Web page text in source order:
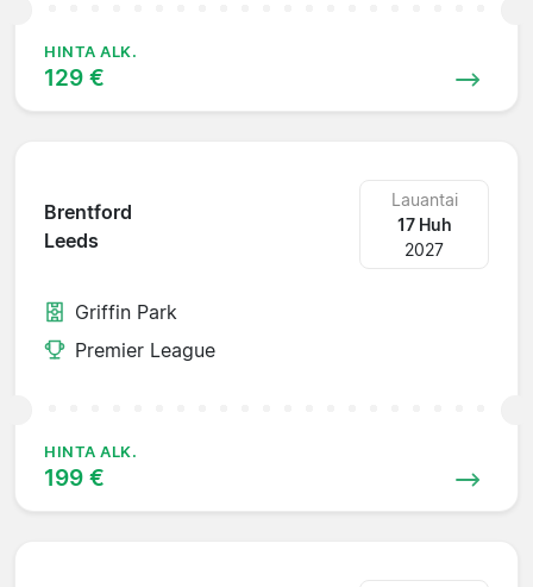
HINTA ALK.
129 €
Brentford
Leeds
Lauantai
17 Huh
2027
Griffin Park
Premier League
HINTA ALK.
199 €